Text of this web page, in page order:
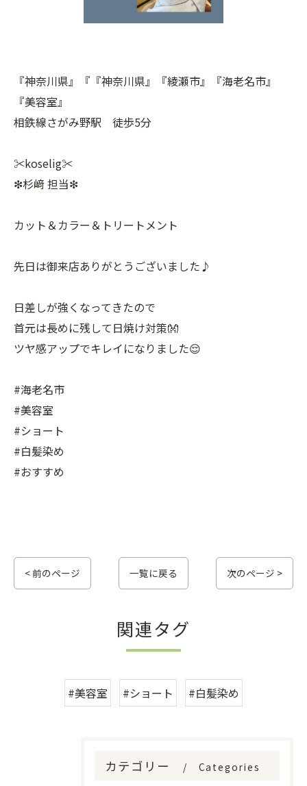
『神奈川県』『『神奈川県』『綾瀬市』『海老名市』
『美容室』
相鉄線さがみ野駅 徒歩5分
✂︎koselig✂︎
❇︎杉﨑 担当❇︎
カット＆カラー＆トリートメント
先日は御来店ありがとうございました♪
日差しが強くなってきたので
首元は長めに残して日焼け対策👐
ツヤ感アップでキレイになりました😌
#海老名市
#美容室
#ショート
#白髪染め
#おすすめ
< 前のページ 一覧に戻る 次のページ >
関連タグ
#美容室 #ショート #白髪染め
カテゴリー Categories